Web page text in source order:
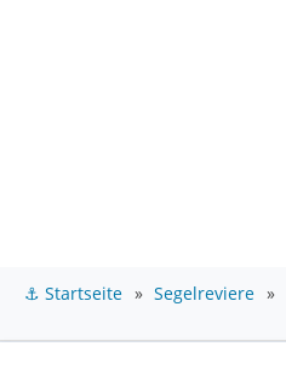
⚓ Startseite » Segelreviere »